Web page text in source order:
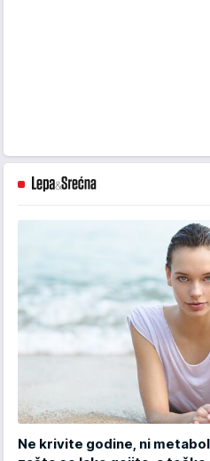
Ne krivite godine, ni